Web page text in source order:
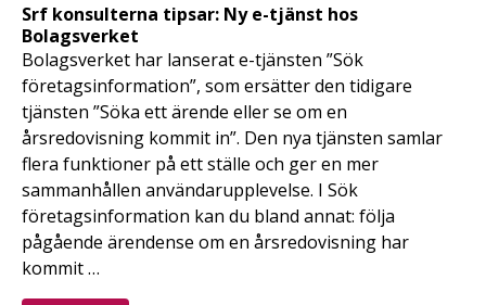
Srf konsulterna tipsar: Ny e-tjänst hos
Bolagsverket
Bolagsverket har lanserat e-tjänsten ”Sök
företagsinformation”, som ersätter den tidigare
tjänsten ”Söka ett ärende eller se om en
årsredovisning kommit in”. Den nya tjänsten samlar
flera funktioner på ett ställe och ger en mer
sammanhållen användarupplevelse. I Sök
företagsinformation kan du bland annat: följa
pågående ärendense om en årsredovisning har
kommit …